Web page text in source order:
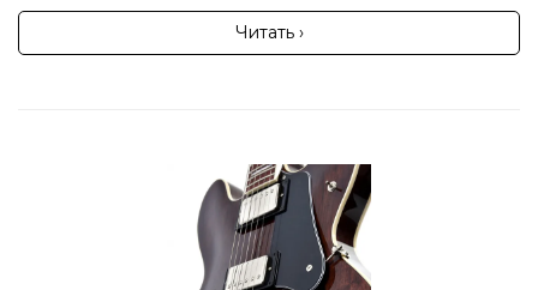
Читать ›